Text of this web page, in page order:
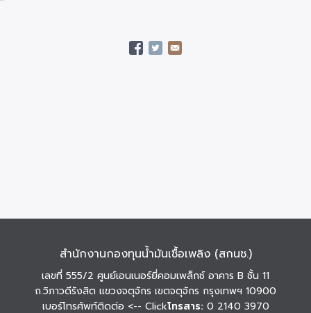
สำนักงานกองทุนน้ำมันเชื้อเพลิง (สกนช.)
เลขที่ 555/2 ศูนย์เอนเนอร์ยี่คอมเพล็กซ์ อาคาร B ชั้น 11
ถ.วิภาวดีรังสิต แขวงจตุจักร เขตจตุจักร กรุงเทพฯ 10900
เบอร์โทรศัพท์ติดต่อ <-- Clickโทรสาร: 0 2140 3970